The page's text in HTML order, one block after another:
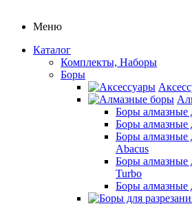
Меню
Каталог
Комплекты, Наборы
Боры
Боры
Боры
Боры
Abacus
Боры
Turbo
Боры